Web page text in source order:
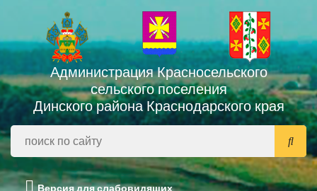
Администрация Красносельского
сельского поселения
Динского района Краснодарского края